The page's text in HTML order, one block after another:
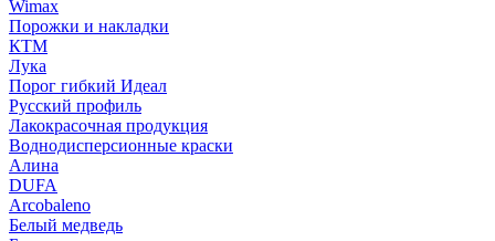
Wimax
Порожки и накладки
КТМ
Лука
Порог гибкий Идеал
Русский профиль
Лакокрасочная продукция
Воднодисперсионные краски
Алина
DUFA
Arcobaleno
Белый медведь